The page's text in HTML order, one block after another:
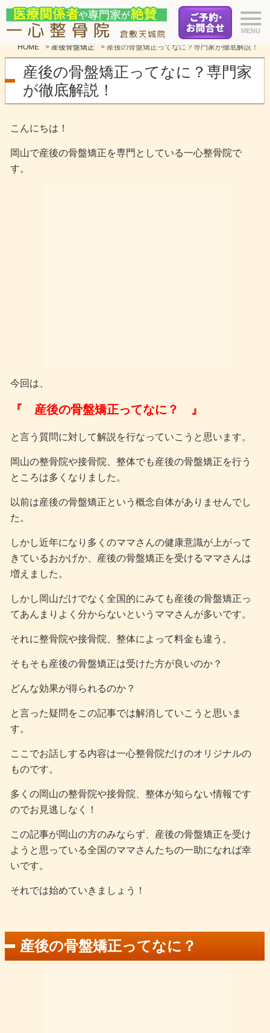
HOME >産後骨盤矯正 >産後の骨盤矯正ってなに？専門家が徹底解説！
産後の骨盤矯正ってなに？専門家
が徹底解説！
こんにちは！
岡山で産後の骨盤矯正を専門としている一心整骨院で
す。
今回は、
『 産後の骨盤矯正ってなに？ 』
と言う質問に対して解説を行なっていこうと思います。
岡山の整骨院や接骨院、整体でも産後の骨盤矯正を行う
ところは多くなりました。
以前は産後の骨盤矯正という概念自体がありませんでし
た。
しかし近年になり多くのママさんの健康意識が上がって
きているおかげか、産後の骨盤矯正を受けるママさんは
増えました。
しかし岡山だけでなく全国的にみても産後の骨盤矯正っ
てあんまりよく分からないというママさんが多いです。
それに整骨院や接骨院、整体によって料金も違う。
そもそも産後の骨盤矯正は受けた方が良いのか？
どんな効果が得られるのか？
と言った疑問をこの記事では解消していこうと思いま
す。
ここでお話しする内容は一心整骨院だけのオリジナルの
ものです。
多くの岡山の整骨院や接骨院、整体が知らない情報です
のでお見逃しなく！
この記事が岡山の方のみならず、産後の骨盤矯正を受け
ようと思っている全国のママさんたちの一助になれば幸
いです。
それでは始めていきましょう！
産後の骨盤矯正ってなに？